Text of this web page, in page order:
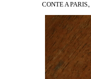
CONTE A PARIS。